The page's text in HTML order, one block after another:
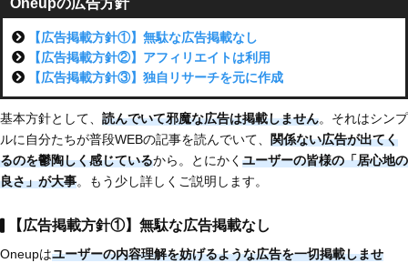
【広告掲載方針①】無駄な広告掲載なし
【広告掲載方針②】アフィリエイトは利用
【広告掲載方針③】独自リサーチを元に作成
基本方針として、 読んでいて邪魔な広告は掲載しません。それはシンプ
ルに自分たちが普段WEBの記事を読んでいて、
関係ない広告が出てく
るのを鬱陶しく感じているから。とにかく ユーザーの皆様の「居心地の
良さ」が大事。もう少し詳しくご説明します。
【広告掲載方針①】無駄な広告掲載なし
Oneupはユーザーの内容理解を妨げるような広告を一切掲載しませ